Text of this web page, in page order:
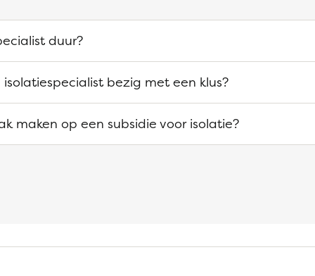
duur?
bezig met een klus?
maken op een subsidie voor isolatie?